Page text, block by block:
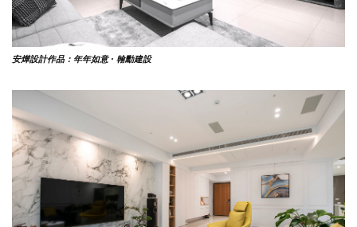
安燁設計作品：年年如意 · 翰勳建設